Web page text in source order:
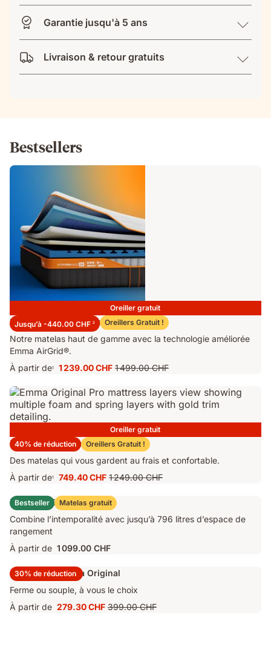
Garantie jusqu'à 5 ans
Livraison & retour gratuits
Bestsellers
Oreiller gratuit
Jusqu’à -440.00 CHF 2 Oreillers Gratuit !
Matelas Emma Performance 26
Notre matelas haut de gamme avec la technologie améliorée
Emma AirGrid®.
À partir de1
Prix
1 239.00 CHF Prix
1 499.00 CHF
1 499.00 CHF
Oreiller gratuit
40% de réduction
Oreillers Gratuit !
Matelas Emma Original Pro
Des matelas qui vous gardent au frais et confortable.
À partir de1
Prix
749.40 CHF
749.40 CHF Prix
d'origine
1 249.00 CHF
1 249.00 CHF
Bestseller Matelas gratuit
Lit Coffre Emma Original
Combine l’intemporalité avec jusqu’à 796 litres d’espace de
rangement
À partir de 1 099.00 CHF
30% de réduction
Surmatelas Emma Original
Ferme ou souple, à vous le choix
À partir de Prix
279.30 CHF Prix
399.00 CHF